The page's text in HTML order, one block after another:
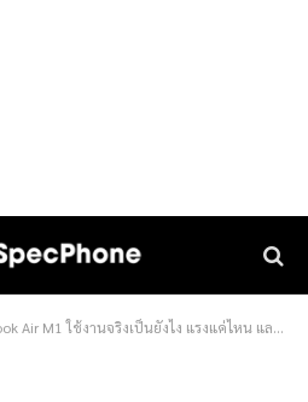
M1 ใช้งานจริงเป็นยังไง แรงแค่ไหน และจำเป็นไหมต้อง RAM 16GB